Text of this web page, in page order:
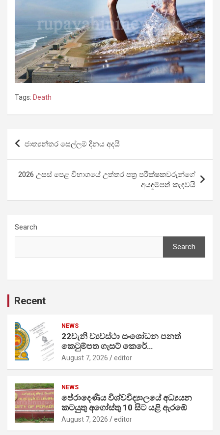
Tags: Death
Post
ජාත්‍යන්තර සෙල්ලම් දිනය අදයි
2026 උසස් පෙළ විභාගයේ උත්තර පත්‍ර පරීක්ෂකවරුන්ගේ
අයඳුම්පත් කැඳවයි
Search
Search
Recent
NEWS
22වැනි ව්‍යවස්ථා සංශෝධන පනත්
කෙටුම්පත ගැසට් කෙරේ…
August 7, 2026 editor
NEWS
පේරාදෙණිය විශ්වවිද්‍යාලයේ අධ්‍යයන
කටයුතු අගෝස්තු 10 සිට යළි ඇරඹේ
August 7, 2026 editor